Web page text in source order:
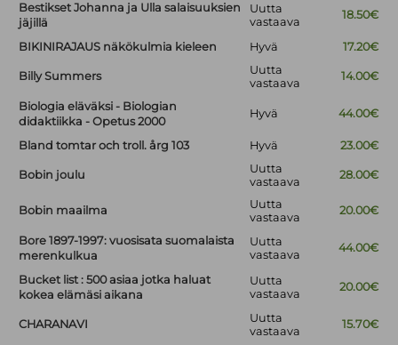
Bestikset Johanna ja Ulla salaisuuksien
jäjillä
Uutta
vastaava
18.50€
BIKINIRAJAUS näkökulmia kieleen Hyvä 17.20€
Billy Summers
Uutta
vastaava
14.00€
Biologia eläväksi - Biologian
didaktiikka - Opetus 2000
Hyvä 44.00€
Bland tomtar och troll. årg 103 Hyvä 23.00€
Bobin joulu
Uutta
vastaava
28.00€
Bobin maailma
Uutta
vastaava
20.00€
Bore 1897-1997: vuosisata suomalaista
merenkulkua
Uutta
vastaava
44.00€
Bucket list : 500 asiaa jotka haluat
kokea elämäsi aikana
Uutta
vastaava
20.00€
CHARANAVI
Uutta
vastaava
15.70€